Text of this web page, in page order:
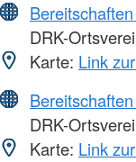
DRK-
Karte: Link
DRK-
Karte: Link